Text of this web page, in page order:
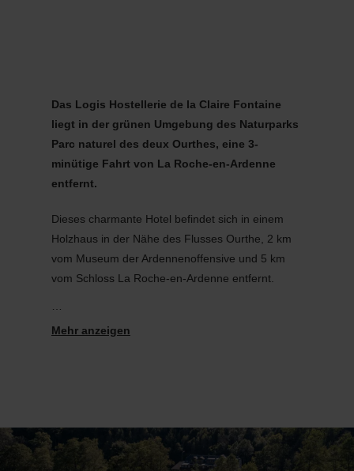
Das Logis Hostellerie de la Claire Fontaine
liegt in der grünen Umgebung des Naturparks
Parc naturel des deux Ourthes, eine 3-
minütige Fahrt von La Roche-en-Ardenne
entfernt.
Dieses charmante Hotel befindet sich in einem
Holzhaus in der Nähe des Flusses Ourthe, 2 km
vom Museum der Ardennenoffensive und 5 km
vom Schloss La Roche-en-Ardenne entfernt.
De comfortabele kamers zijn voorzien van gratis
WiFi, een tv en bieden uitzicht op de rivier of de
Het ontbijtbuffet is gratis. Het hotel heeft een
verfijnd restaurant, een bar, een wijnkelder en een
terras met uitzicht op een nabijgelegen vijver en